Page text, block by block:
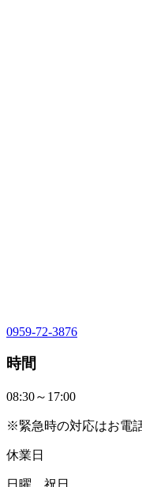
0959-72-3876
時間
08:30～17:00
※緊急時の対応はお電
休業日
日曜、祝日